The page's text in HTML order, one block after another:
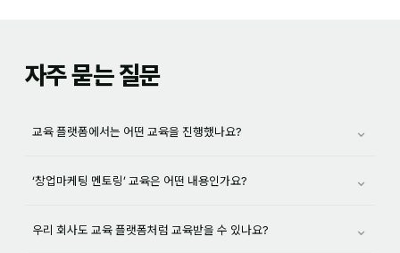
자주 묻는 질문
교육 플랫폼에서는 어떤 교육을 진행했나요? ⌄
‘창업마케팅 멘토링’ 교육은 어떤 내용인가요? ⌄
우리 회사도 교육 플랫폼처럼 교육받을 수 있나요? ⌄